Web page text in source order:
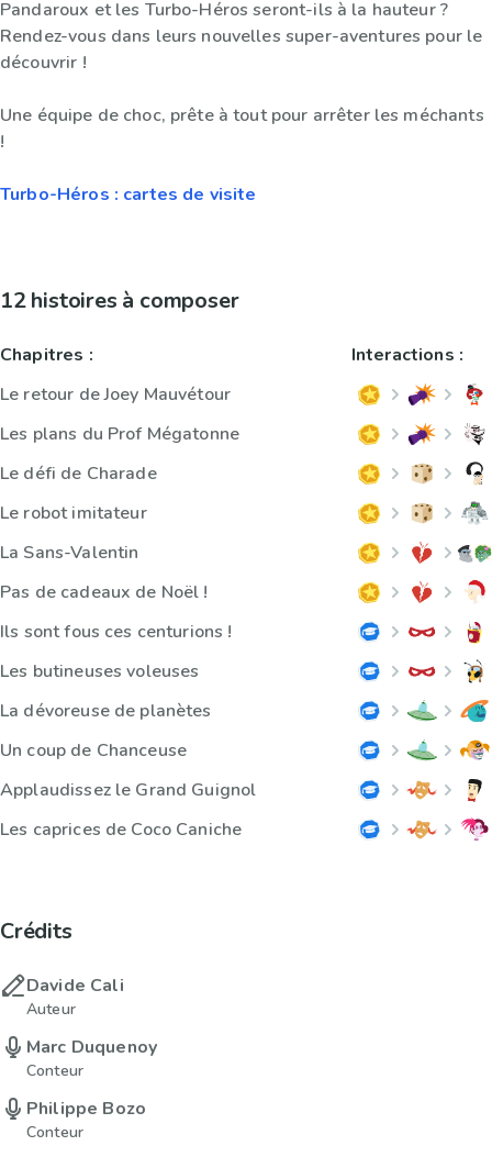
Pandaroux et les Turbo-Héros seront-ils à la hauteur ?
Rendez-vous dans leurs nouvelles super-aventures pour le
découvrir !
Une équipe de choc, prête à tout pour arrêter les méchants
!
Turbo-Héros : cartes de visite
12 histoires à composer
Chapitres :
Le retour de Joey Mauvétour
Les plans du Prof Mégatonne
Le défi de Charade
Le robot imitateur
La Sans-Valentin
Pas de cadeaux de Noël !
Ils sont fous ces centurions !
Les butineuses voleuses
La dévoreuse de planètes
Un coup de Chanceuse
Applaudissez le Grand Guignol
Les caprices de Coco Caniche
Interactions :
Crédits
Davide Cali
Auteur
Marc Duquenoy
Conteur
Philippe Bozo
Conteur